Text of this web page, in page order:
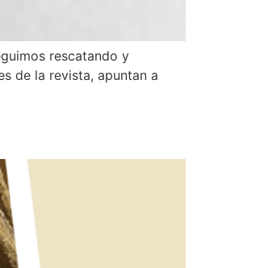
rescatando y
de la revista, apuntan a